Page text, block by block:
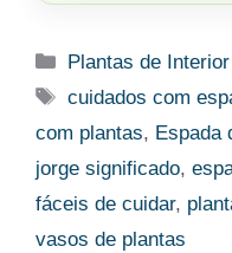
Categorias
Plantas de Interior
Tags
cuidados com
com plantas, Espada
jorge significado,
fáceis de cuidar,
vasos de plantas